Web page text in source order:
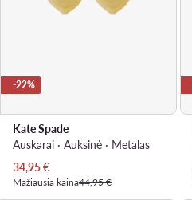
-22%
Kate Spade
Auskarai · Auksinė · Metalas
Dabartinė kaina
34,95€
Mažiausia kaina44,95 €